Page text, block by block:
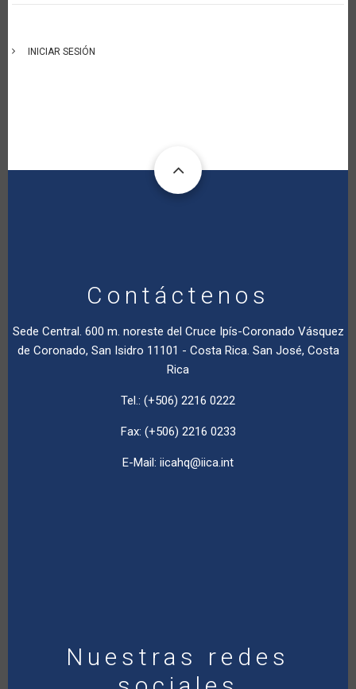
INICIAR SESIÓN
Contáctenos
Sede Central. 600 m. noreste del Cruce Ipís-Coronado Vásquez
de Coronado, San Isidro 11101 - Costa Rica. San José, Costa
Rica
Tel.: (+506) 2216 0222
Fax: (+506) 2216 0233
E-Mail: iicahq@iica.int
Nuestras redes